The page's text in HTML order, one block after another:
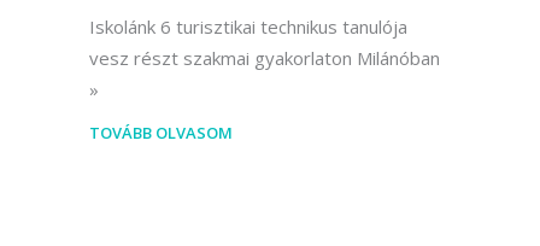
Iskolánk 6 turisztikai technikus tanulója
vesz részt szakmai gyakorlaton Milánóban
TOVÁBB OLVASOM